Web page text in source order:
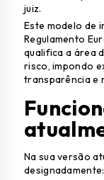
juiz.
Este modelo de
Regulamento
qualifica a área
risco, impondo
transparência e
Na sua versão
designadamente: